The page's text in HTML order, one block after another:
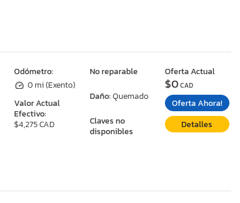
Odómetro:
0 mi (Exento)
Valor Actual
Efectivo:
$4,275 CAD
No reparable
Daño:Quemado
Claves no
disponibles
Oferta Actual
$0CAD
Oferta Ahora!
Detalles